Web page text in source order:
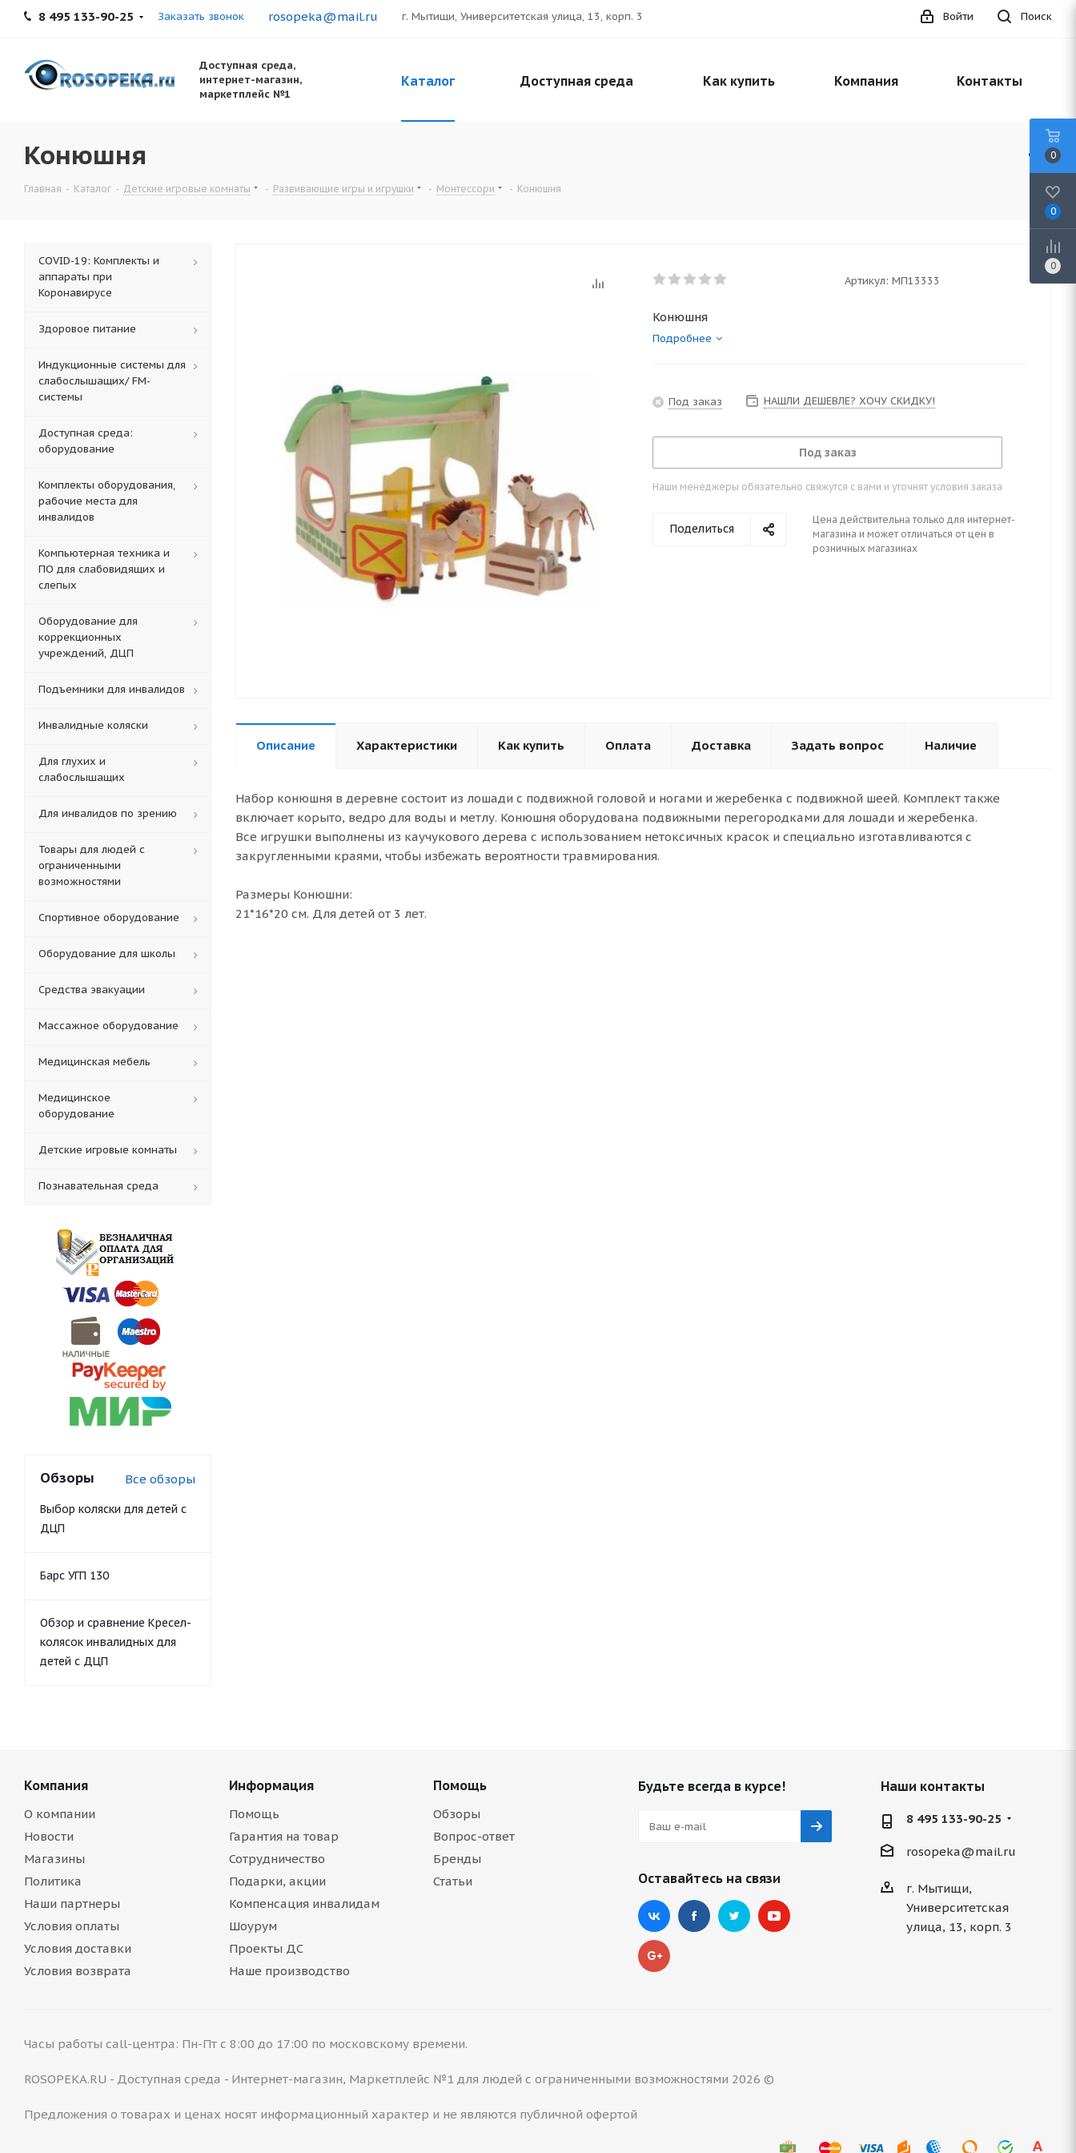
8 495 133-90-25 Заказать звонок rosopeka@mail.ru г. Мытищи, Университетская улица, 13, корп. 3 Поиск
Войти
Доступная среда,
интернет-магазин,
маркетплейс №1
Каталог Доступная среда Как купить Компания Контакты
Конюшня
Главная - Каталог - Детские игровые комнаты - Развивающие игры и игрушки - Монтессори - Конюшня
Артикул: МП13333
Конюшня
Подробнее
Под заказ НАШЛИ ДЕШЕВЛЕ? ХОЧУ СКИДКУ!
Под заказ
Наши менеджеры обязательно свяжутся с вами и уточнят условия заказа
Поделиться
Цена действительна только для интернет-
магазина и может отличаться от цен в
розничных магазинах
Описание Характеристики Как купить Оплата Доставка Задать вопрос Наличие
Набор конюшня в деревне состоит из лошади с подвижной головой и ногами и жеребенка с подвижной шеей. Комплект также
включает корыто, ведро для воды и метлу. Конюшня оборудована подвижными перегородками для лошади и жеребенка.
Все игрушки выполнены из каучукового дерева с использованием нетоксичных красок и специально изготавливаются с
закругленными краями, чтобы избежать вероятности травмирования.
Размеры Конюшни:
21*16*20 см. Для детей от 3 лет.
COVID-19: Комплекты и
аппараты при
Коронавирусе
Здоровое питание
Индукционные системы для
слабослышащих/ FM-
системы
Доступная среда:
оборудование
Комплекты оборудования,
рабочие места для
инвалидов
Компьютерная техника и
ПО для слабовидящих и
слепых
Оборудование для
коррекционных
учреждений, ДЦП
Подъемники для инвалидов
Инвалидные коляски
Для глухих и
слабослышащих
Для инвалидов по зрению
Товары для людей с
ограниченными
возможностями
Спортивное оборудование
Оборудование для школы
Средства эвакуации
Массажное оборудование
Медицинская мебель
Медицинское
оборудование
Детские игровые комнаты
Познавательная среда
Обзоры Все обзоры
Выбор коляски для детей с
ДЦП
Барс УГП 130
Обзор и сравнение Кресел-
колясок инвалидных для
детей с ДЦП
Компания
О компании
Новости
Магазины
Политика
Наши партнеры
Условия оплаты
Условия доставки
Условия возврата
Информация
Помощь
Гарантия на товар
Сотрудничество
Подарки, акции
Компенсация инвалидам
Шоурум
Проекты ДС
Наше производство
Помощь
Обзоры
Вопрос-ответ
Бренды
Статьи
Будьте всегда в курсе!
Оставайтесь на связи
Наши контакты
8 495 133-90-25
rosopeka@mail.ru
г. Мытищи,
Университетская
улица, 13, корп. 3
Часы работы call-центра: Пн-Пт с 8:00 до 17:00 по московскому времени.
ROSOPEKA.RU - Доступная среда - Интернет-магазин, Маркетплейс №1 для людей с ограниченными возможностями 2026 ©
Предложения о товарах и ценах носят информационный характер и не являются публичной офертой
0
0
0